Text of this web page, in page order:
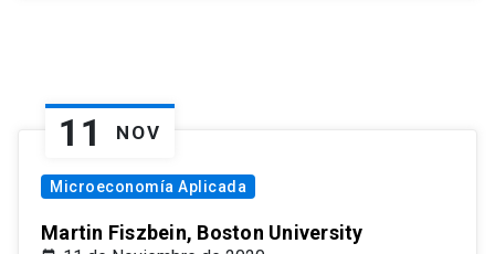
11 NOV
Microeconomía Aplicada
Martin Fiszbein, Boston University